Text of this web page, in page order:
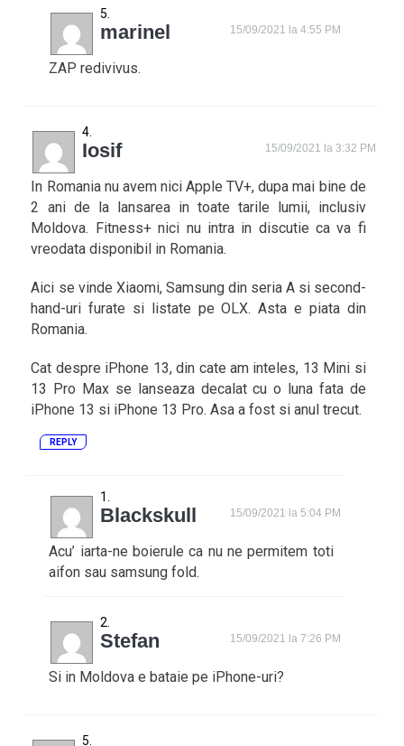
marinel 15/09/2021 la 4:55 PM
ZAP redivivus.
Iosif 15/09/2021 la 3:32 PM
In Romania nu avem nici Apple TV+, dupa mai bine de
2 ani de la lansarea in toate tarile lumii, inclusiv
Moldova. Fitness+ nici nu intra in discutie ca va fi
vreodata disponibil in Romania.
Aici se vinde Xiaomi, Samsung din seria A si second-
hand-uri furate si listate pe OLX. Asta e piata din
Romania.
Cat despre iPhone 13, din cate am inteles, 13 Mini si
13 Pro Max se lanseaza decalat cu o luna fata de
iPhone 13 si iPhone 13 Pro. Asa a fost si anul trecut.
REPLY
Blackskull 15/09/2021 la 5:04 PM
Acu’ iarta-ne boierule ca nu ne permitem toti
aifon sau samsung fold.
Stefan 15/09/2021 la 7:26 PM
Si in Moldova e bataie pe iPhone-uri?